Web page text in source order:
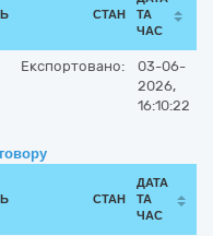
СТАН
ТА
ЧАС
Експортовано:
03-06-
2026,
16:10:22
СТАН
ДАТА
ТА
ЧАС